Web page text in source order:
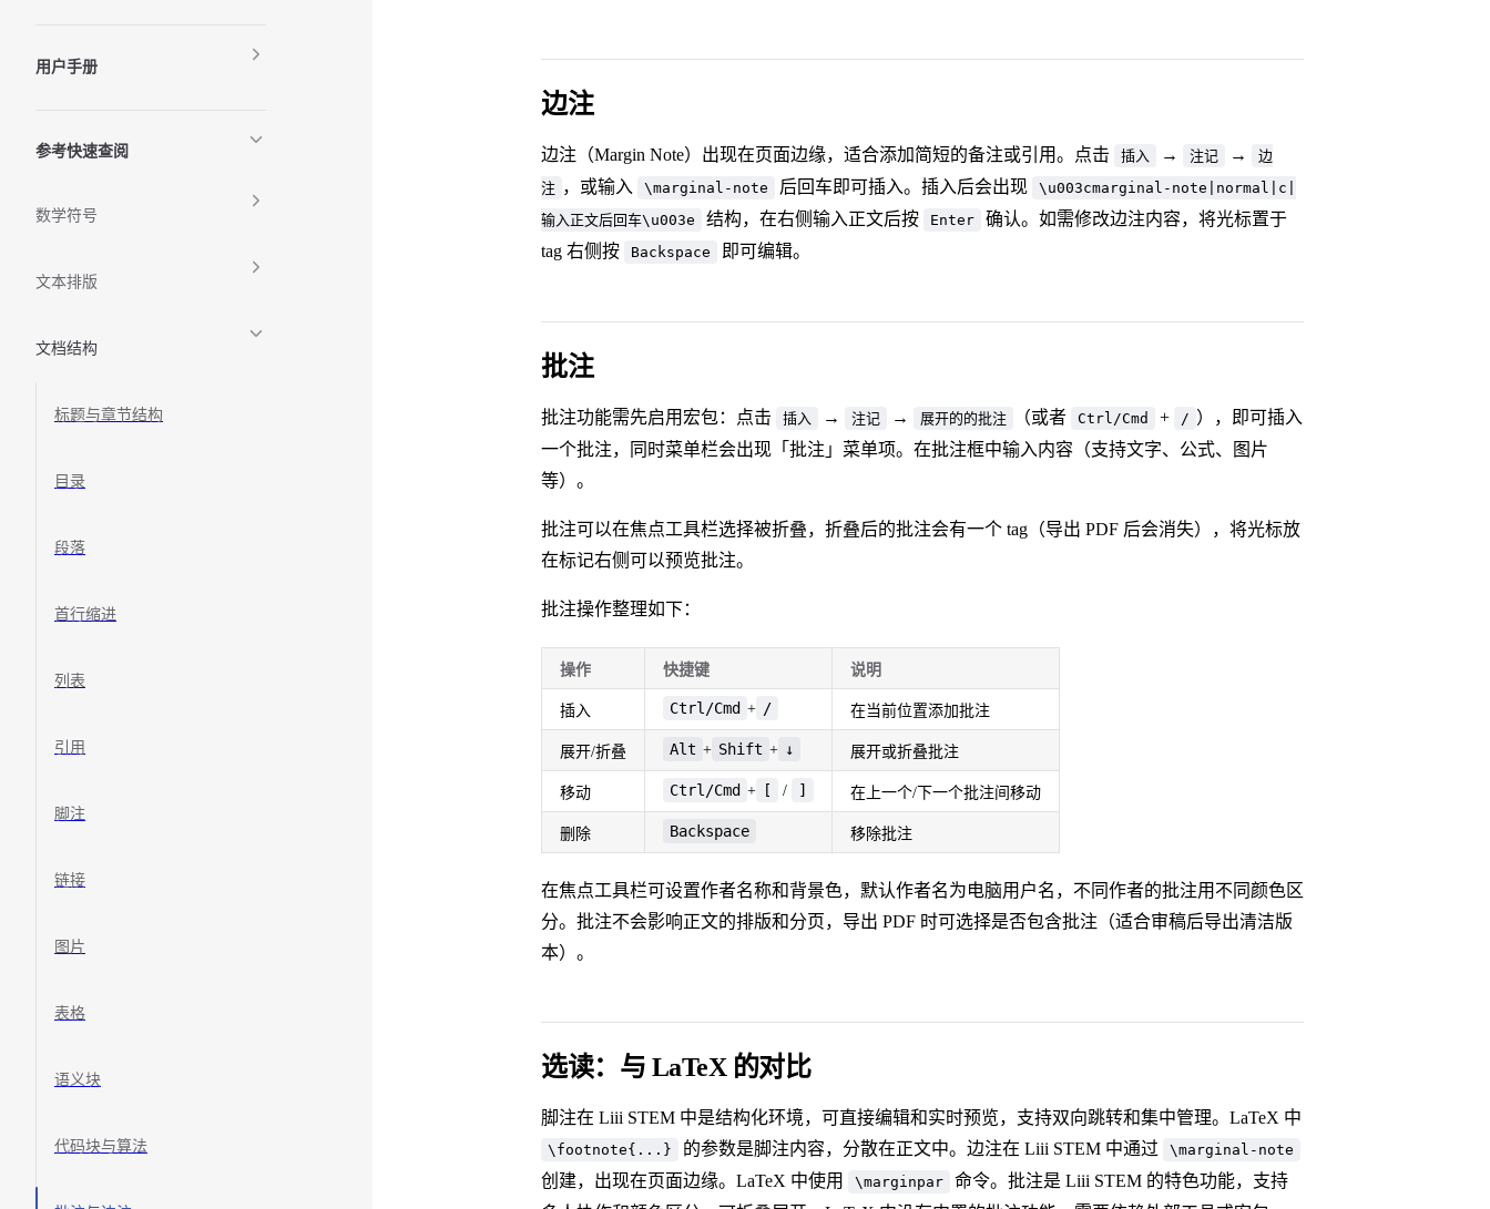
用户手册
参考快速查阅
数学符号
文本排版
文档结构
标题与章节结构
目录
段落
首行缩进
列表
引用
脚注
链接
图片
表格
语义块
代码块与算法
边注
边注（Margin Note）出现在页面边缘，适合添加简短的备注或引用。点击 插入 → 注记 →
边
注 ，或输入 \marginal-note 后回车即可插入。插入后会出现
\u003cmarginal-note|normal|c|
输入正文后回车\u003e
结构，在右侧输入正文后按 Enter
确认。如需修改边注内容，将光标置于
tag 右侧按
Backspace 即可编辑。
批注
批注功能需先启用宏包：点击 插入 → 注记 → 展开的的批注 （或者 Ctrl/Cmd + / ），即可插入
一个批注，同时菜单栏会出现「批注」菜单项。在批注框中输入内容（支持文字、公式、图片
等）。
批注可以在焦点工具栏选择被折叠，折叠后的批注会有一个 tag（导出 PDF 后会消失），将光标放
在标记右侧可以预览批注。
批注操作整理如下：
操作 快捷键 说明
插入 Ctrl/Cmd + / 在当前位置添加批注
展开/折叠 Alt + Shift + ↓ 展开或折叠批注
移动 Ctrl/Cmd + [ / ] 在上一个/下一个批注间移动
删除 Backspace 移除批注
在焦点工具栏可设置作者名称和背景色，默认作者名为电脑用户名，不同作者的批注用不同颜色区
分。批注不会影响正文的排版和分页，导出 PDF 时可选择是否包含批注（适合审稿后导出清洁版
本）。
选读：与 LaTeX 的对比
脚注在 Liii STEM 中是结构化环境，可直接编辑和实时预览，支持双向跳转和集中管理。LaTeX 中
\footnote{...} 的参数是脚注内容，分散在正文中。边注在 Liii STEM 中通过 \marginal-note
创建，出现在页面边缘。LaTeX 中使用 \marginpar
命令。批注是 Liii STEM 的特色功能，支持